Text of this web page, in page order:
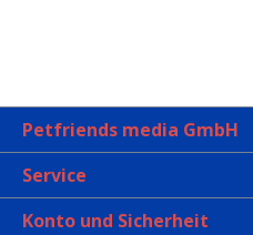
Petfriends media GmbH
Service
Konto und Sicherheit